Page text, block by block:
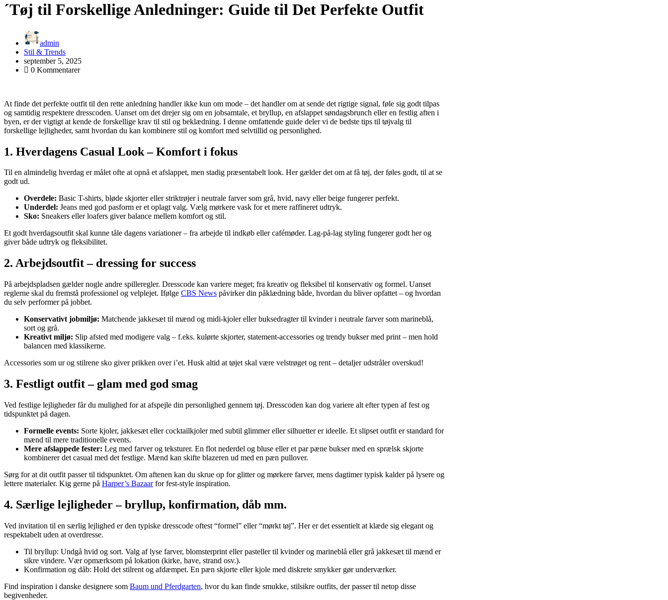
´Tøj til Forskellige Anledninger: Guide til Det Perfekte Outfit
admin
Stil & Trends
september 5, 2025
0 Kommentarer
At finde det perfekte outfit til den rette anledning handler ikke kun om mode – det handler om at sende det rigtige signal, føle sig godt tilpas
og samtidig respektere dresscoden. Uanset om det drejer sig om en jobsamtale, et bryllup, en afslappet søndagsbrunch eller en festlig aften i
byen, er der vigtigt at kende de forskellige krav til stil og beklædning. I denne omfattende guide deler vi de bedste tips til tøjvalg til
forskellige lejligheder, samt hvordan du kan kombinere stil og komfort med selvtillid og personlighed.
1. Hverdagens Casual Look – Komfort i fokus
Til en almindelig hverdag er målet ofte at opnå et afslappet, men stadig præsentabelt look. Her gælder det om at få tøj, der føles godt, til at se
godt ud.
Overdele: Basic T-shirts, bløde skjorter eller striktrøjer i neutrale farver som grå, hvid, navy eller beige fungerer perfekt.
Underdel: Jeans med god pasform er et oplagt valg. Vælg mørkere vask for et mere raffineret udtryk.
Sko: Sneakers eller loafers giver balance mellem komfort og stil.
Et godt hverdagsoutfit skal kunne tåle dagens variationer – fra arbejde til indkøb eller cafémøder. Lag-på-lag styling fungerer godt her og
giver både udtryk og fleksibilitet.
2. Arbejdsoutfit – dressing for success
På arbejdspladsen gælder nogle andre spilleregler. Dresscode kan variere meget; fra kreativ og fleksibel til konservativ og formel. Uanset
reglerne skal du fremstå professionel og velplejet. Ifølge CBS News påvirker din påklædning både, hvordan du bliver opfattet – og hvordan
du selv performer på jobbet.
Konservativt jobmiljø: Matchende jakkesæt til mænd og midi-kjoler eller buksedragter til kvinder i neutrale farver som marineblå,
sort og grå.
Kreativt miljø: Slip afsted med modigere valg – f.eks. kulørte skjorter, statement-accessories og trendy bukser med print – men hold
balancen med klassikerne.
Accessories som ur og stilrene sko giver prikken over i’et. Husk altid at tøjet skal være velstrøget og rent – detaljer udstråler overskud!
3. Festligt outfit – glam med god smag
Ved festlige lejligheder får du mulighed for at afspejle din personlighed gennem tøj. Dresscoden kan dog variere alt efter typen af fest og
tidspunktet på dagen.
Formelle events: Sorte kjoler, jakkesæt eller cocktailkjoler med subtil glimmer eller silhuetter er ideelle. Et slipset outfit er standard for
mænd til mere traditionelle events.
Mere afslappede fester: Leg med farver og teksturer. En flot nederdel og bluse eller et par pæne bukser med en sprælsk skjorte
kombinerer det casual med det festlige. Mænd kan skifte blazeren ud med en pæn pullover.
Sørg for at dit outfit passer til tidspunktet. Om aftenen kan du skrue op for glitter og mørkere farver, mens dagtimer typisk kalder på lysere og
lettere materialer. Kig gerne på Harper’s Bazaarfor fest-style inspiration.
4. Særlige lejligheder – bryllup, konfirmation, dåb mm.
Ved invitation til en særlig lejlighed er den typiske dresscode oftest “formel” eller “mørkt tøj”. Her er det essentielt at klæde sig elegant og
respektabelt uden at overdresse.
Til bryllup: Undgå hvid og sort. Valg af lyse farver, blomsterprint eller pasteller til kvinder og marineblå eller grå jakkesæt til mænd er
sikre vindere. Vær opmærksom på lokation (kirke, have, strand osv.).
Konfirmation og dåb: Hold det stilrent og afdæmpet. En pæn skjorte eller kjole med diskrete smykker gør underværker.
Find inspiration i danske designere som Baum und Pferdgarten, hvor du kan finde smukke, stilsikre outfits, der passer til netop disse
begivenheder.